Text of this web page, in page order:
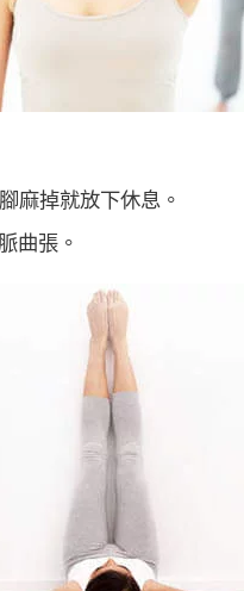
麻掉就放下休息。
曲張。